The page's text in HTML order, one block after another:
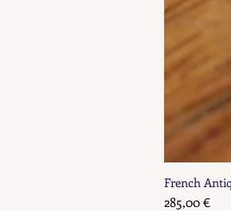
French
Prix
285,00 €